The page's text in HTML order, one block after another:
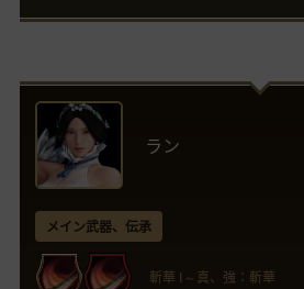
ラン
メイン武器、伝承
斬華 I～真、強：斬華